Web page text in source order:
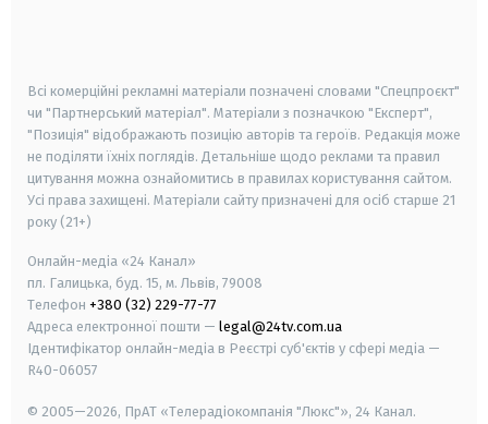
Всі комерційні рекламні матеріали позначені словами "Спецпроєкт"
чи "Партнерський матеріал". Матеріали з позначкою "Експерт",
"Позиція" відображають позицію авторів та героїв. Редакція може
не поділяти їхніх поглядів. Детальніше щодо реклами та правил
цитування можна ознайомитись в правилах користування сайтом.
Усі права захищені. Матеріали сайту призначені для осіб старше 21
року (21+)
Онлайн-медіа «24 Канал»
пл. Галицька, буд. 15, м. Львів, 79008
Телефон +380 (32) 229-77-77
Адреса електронної пошти — legal@24tv.com.ua
Ідентифікатор онлайн-медіа в Реєстрі суб'єктів у сфері медіа —
R40-06057
© 2005—2026, ПрАТ «Телерадіокомпанія "Люкс"», 24 Канал.